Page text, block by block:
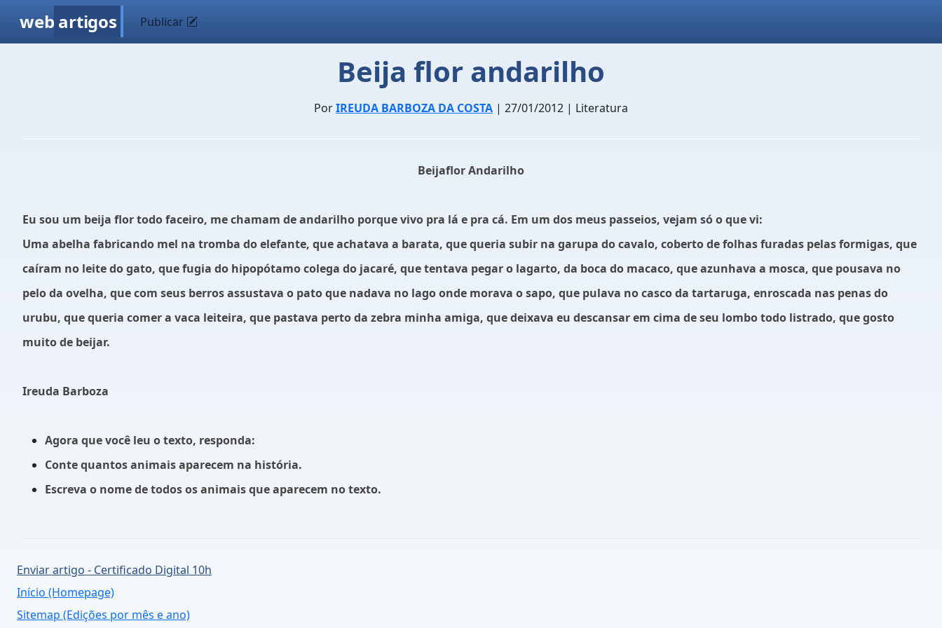
web artigos Publicar
Beija flor andarilho
PorIREUDA BARBOZA DA COSTA | 27/01/2012 | Literatura
Beijaflor Andarilho
Eu sou um beija flor todo faceiro, me chamam de andarilho porque vivo pra lá e pra cá. Em um dos meus passeios, vejam só o que vi:
Uma abelha fabricando mel na tromba do elefante, que achatava a barata, que queria subir na garupa do cavalo, coberto de folhas furadas pelas formigas, que
caíram no leite do gato, que fugia do hipopótamo colega do jacaré, que tentava pegar o lagarto, da boca do macaco, que azunhava a mosca, que pousava no
pelo da ovelha, que com seus berros assustava o pato que nadava no lago onde morava o sapo, que pulava no casco da tartaruga, enroscada nas penas do
urubu, que queria comer a vaca leiteira, que pastava perto da zebra minha amiga, que deixava eu descansar em cima de seu lombo todo listrado, que gosto
muito de beijar.
Ireuda Barboza
Agora que você leu o texto, responda:
Conte quantos animais aparecem na história.
Escreva o nome de todos os animais que aparecem no texto.
Enviar artigo - Certificado Digital 10h
Início (Homepage)
Sitemap (Edições por mês e ano)